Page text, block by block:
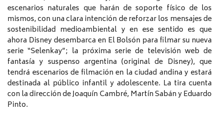
escenarios naturales que harán de soporte físico de los
mismos, con una clara intención de reforzar los mensajes de
sostenibilidad medioambiental y en ese sentido es que
ahora Disney desembarca en El Bolsón para filmar su nueva
serie “Selenkay”; la próxima serie de televisión web de
fantasía y suspenso argentina (original de Disney), que
tendrá escenarios de filmación en la ciudad andina y estará
destinada al público infantil y adolescente. La tira cuenta
con la dirección de Joaquín Cambré, Martín Sabán y Eduardo
Pinto.